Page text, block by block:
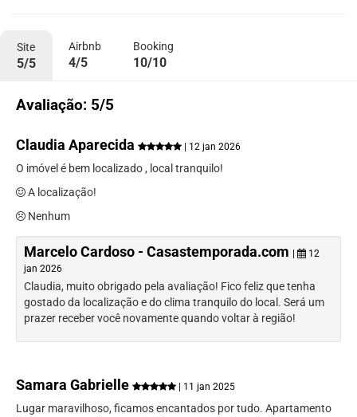
Site
5/5
Airbnb
4/5
Booking
10/10
Avaliação: 5/5
Claudia Aparecida | 12 jan 2026
O imóvel é bem localizado , local tranquilo!
A localização!
Nenhum
Marcelo Cardoso - Casastemporada.com |
12
jan 2026
Claudia, muito obrigado pela avaliação! Fico feliz que tenha
gostado da localização e do clima tranquilo do local. Será um
prazer receber você novamente quando voltar à região!
Samara Gabrielle | 11 jan 2025
Lugar maravilhoso, ficamos encantados por tudo. Apartamento